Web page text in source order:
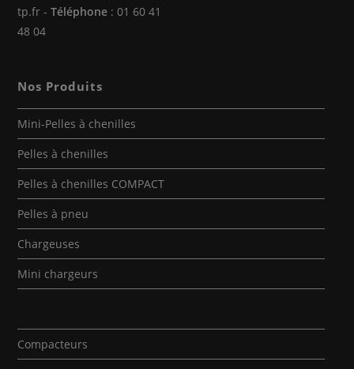
tp.fr -Téléphone : 01 60 41
48 04
Nos Produits
Mini-Pelles à chenilles
Pelles à chenilles
Pelles à chenilles COMPACT
Pelles à pneu
Chargeuses
Mini chargeurs
Compacteurs